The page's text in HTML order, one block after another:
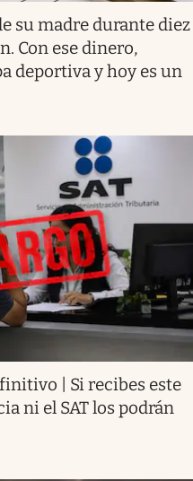
su madre durante diez
Con ese dinero,
deportiva y hoy es un
| Si recibes este
ni el SAT los podrán